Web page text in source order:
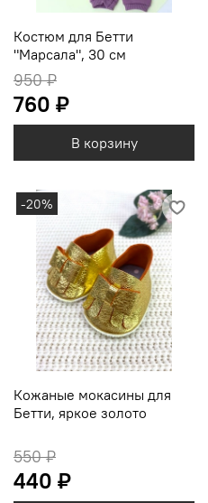
Костюм для Бетти
"Марсала", 30 см
950 ₽
760 ₽
В корзину
-20%
Кожаные мокасины для
Бетти, яркое золото
550 ₽
440 ₽